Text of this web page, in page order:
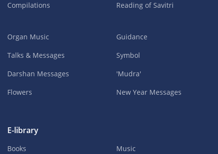
Compilations
Reading of Savitri
Organ Music
Talks & Messages
Darshan Messages
Flowers
Guidance
Symbol
'Mudra'
New Year Messages
E-library
Books
Music